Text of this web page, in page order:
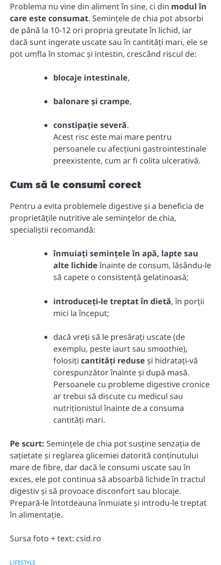
Problema nu vine din aliment în sine, ci din modul în
care este consumat. Semințele de chia pot absorbi
de până la 10-12 ori propria greutate în lichid, iar
dacă sunt ingerate uscate sau în cantități mari, ele se
pot umfla în stomac și intestin, crescând riscul de:
blocaje intestinale,
balonare și crampe,
constipație severă.
Acest risc este mai mare pentru
persoanele cu afecțiuni gastrointestinale
preexistente, cum ar fi colita ulcerativă.
Cum să le consumi corect
Pentru a evita problemele digestive și a beneficia de
proprietățile nutritive ale semințelor de chia,
specialiștii recomandă:
înmuiați semințele în apă, lapte sau
alte lichideînainte de consum, lăsându-le
să capete o consistență gelatinoasă;
introduceți-le treptat în dietă, în porții
mici la început;
dacă vreți să le presărați uscate (de
exemplu, peste iaurt sau smoothie),
folosiți cantități reduse și hidratați-vă
corespunzător înainte și după masă.
Persoanele cu probleme digestive cronice
ar trebui să discute cu medicul sau
nutriționistul înainte de a consuma
cantități mari.
Pe scurt: Semințele de chia pot susține senzația de
sațietate și reglarea glicemiei datorită conținutului
mare de fibre, dar dacă le consumi uscate sau în
exces, ele pot continua să absoarbă lichide în tractul
digestiv și să provoace disconfort sau blocaje.
Prepară-le întotdeauna înmuiate și introdu-le treptat
în alimentație.
Sursa foto + text: csid.ro
LIFESTYLE